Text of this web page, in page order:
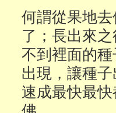
何謂從果地
了；長出來
不到裡面的
出現，讓種
速成最快最